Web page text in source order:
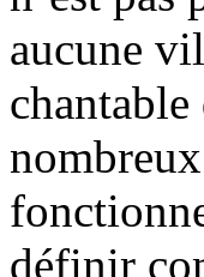
aucune
définir